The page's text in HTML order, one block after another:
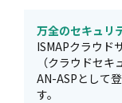
万全のセキュリ
ISMAPクラウド
（クラウドセ
AN-ASPとして
す。